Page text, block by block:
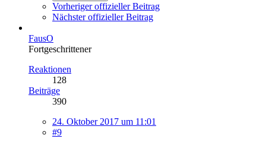
Vorheriger offizieller Beitrag
Nächster offizieller Beitrag
FausO
Fortgeschrittener
Reaktionen
128
Beiträge
390
24. Oktober 2017 um 11:01
#9